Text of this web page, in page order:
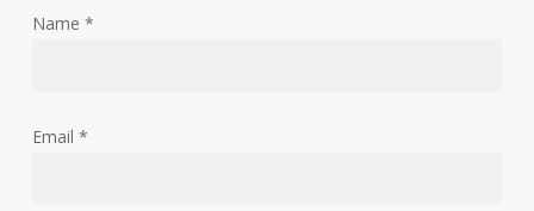
Name *
Email *